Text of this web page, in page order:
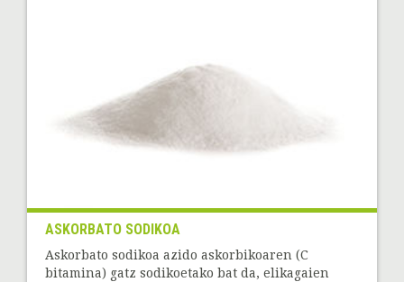
ASKORBATO SODIKOA
Askorbato sodikoa azido askorbikoaren (C
bitamina) gatz sodikoetako bat da, elikagaien